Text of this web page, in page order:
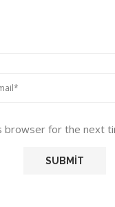
browser for the next